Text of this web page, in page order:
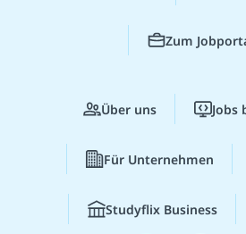
Zum
Über uns Jobs
Für Unternehmen
Studyflix Business